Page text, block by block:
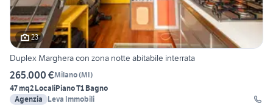
23
Duplex Marghera con zona notte abitabile interrata
265.000 €Milano(MI)
47 mq2 LocaliPiano T1 Bagno
Agenzia
Leva Immobili